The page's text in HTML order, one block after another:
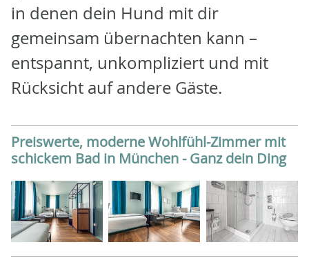
in denen dein Hund mit dir
gemeinsam übernachten kann –
entspannt, unkompliziert und mit
Rücksicht auf andere Gäste.
Preiswerte, moderne Wohlfühl-Zimmer mit
schickem Bad in München - Ganz dein Ding